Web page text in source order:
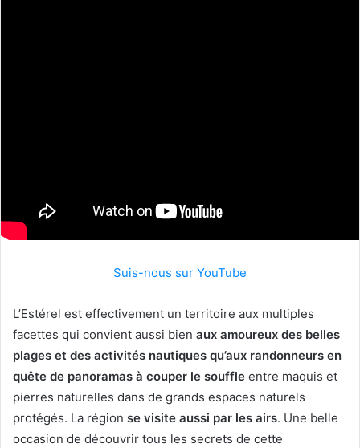
Suis-nous sur YouTube
L’Estérel est effectivement un territoire aux multiples
facettes qui convient aussi bien aux amoureux des belles
plages et des activités nautiques qu’aux randonneurs en
quête de panoramas à couper le souffle entre maquis et
pierres naturelles dans de grands espaces naturels
protégés. La région se visite aussi par les airs. Une belle
occasion de découvrir tous les secrets de cette